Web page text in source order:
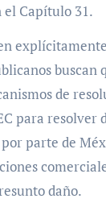
el Capítulo 31.
buscan
de
para resolver
parte de
daño.